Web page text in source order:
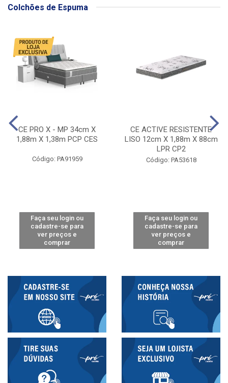
Colchões de Espuma
CE PRO X - MP 34cm X
1,88m X 1,38m PCP CES
Código: PA91959
Faça seu login ou
cadastre-se para
ver preços e
comprar
CE ACTIVE RESISTENTE
LISO 12cm X 1,88m X 88cm
LPR CP2
Código: PA53618
Faça seu login ou
cadastre-se para
ver preços e
comprar